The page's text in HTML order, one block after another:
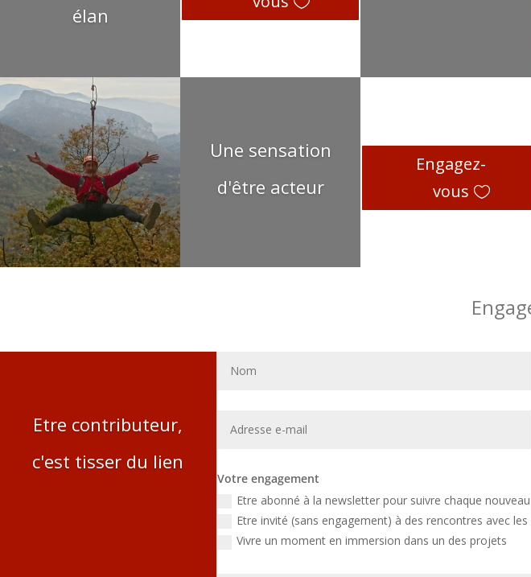
élan
Une sensation
d'être acteur
Engagez-
vous
Etre contributeur,
c'est tisser du lien
Votre engagement
Etre abonné à la newsletter pour suivre chaque
Etre invité (sans engagement) à des rencontres avec
Vivre un moment en immersion dans un des projets